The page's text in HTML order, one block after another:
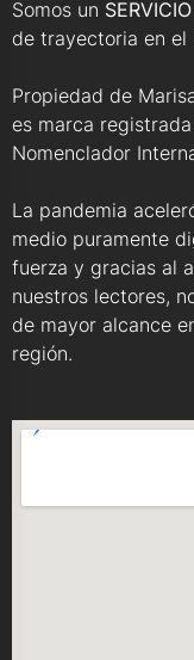
Somos un
de trayectoria en el
Propiedad de
es marca
Nomenclador
La pandemia
medio puramente
fuerza y gracias al
nuestros lectores,
de mayor alcance
región.